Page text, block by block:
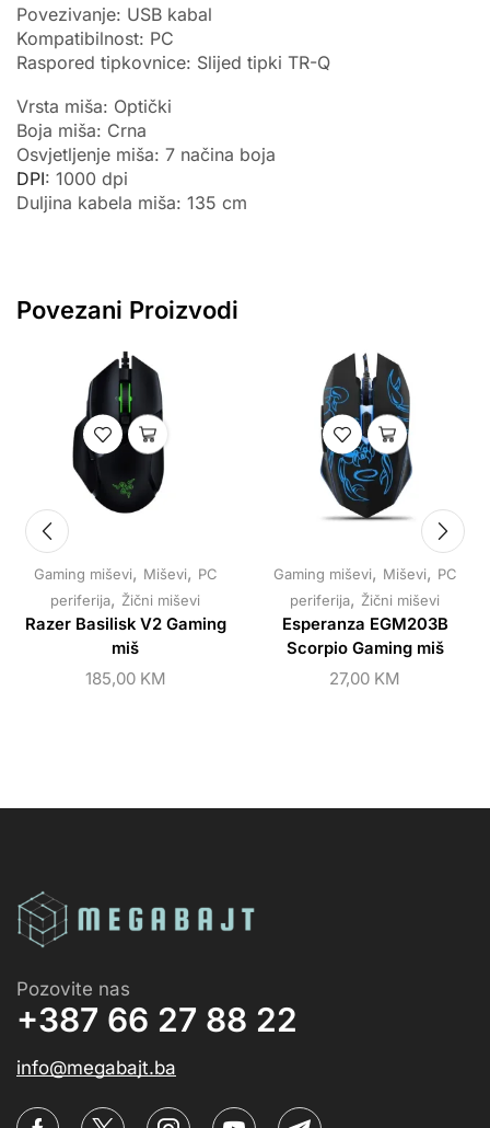
Povezivanje: USB kabal
Kompatibilnost: PC
Raspored tipkovnice: Slijed tipki TR-Q
Vrsta miša: Optički
Boja miša: Crna
Osvjetljenje miša: 7 načina boja
DPI: 1000 dpi
Duljina kabela miša: 135 cm
Povezani Proizvodi
Gaming miševi, Miševi, PC
periferija, Žični miševi
Razer Basilisk V2 Gaming
miš
185,00 KM
Gaming miševi, Miševi, PC
periferija, Žični miševi
Esperanza EGM203B
Scorpio Gaming miš
27,00 KM
Pozovite nas
+387 66 27 88 22
info@megabajt.ba